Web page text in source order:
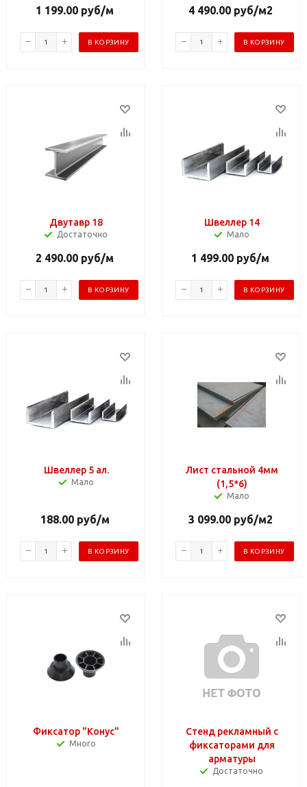
1 199.00 руб/м
В КОРЗИНУ
4 490.00руб/м2
В КОРЗИНУ
Двутавр 18
Достаточно
2 490.00 руб/м
В КОРЗИНУ
Швеллер 14
Мало
1 499.00 руб/м
В КОРЗИНУ
Швеллер 5 ал.
Мало
188.00руб/м
В КОРЗИНУ
Лист стальной 4мм
(1,5*6)
Мало
3 099.00руб/м2
В КОРЗИНУ
Фиксатор "Конус"
Много
Стенд рекламный с
фиксаторами для
арматуры
Достаточно